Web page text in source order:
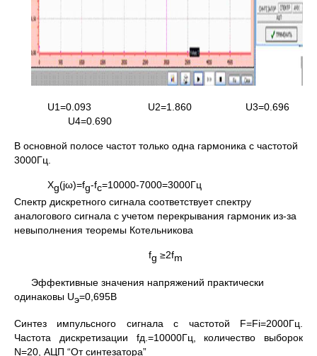
U1=0.093 U2=1.860 U3=0.696
U4=0.690
В основной полосе частот только одна гармоника с частотой
3000Гц.
Xg(jω)=fg-fc=10000-7000=3000Гц
Спектр дискретного сигнала соответствует спектру
аналогового сигнала с учетом перекрывания гармоник из-за
невыполнения теоремы Котельникова
fg ≥2fm
Эффективные значения напряжений практически
одинаковы Uэ=0,695В
Синтез импульсного сигнала с частотой F=Fi=2000Гц.
Частота дискретизации fд.=10000Гц, количество выборок
N=20, АЦП “От синтезатора”